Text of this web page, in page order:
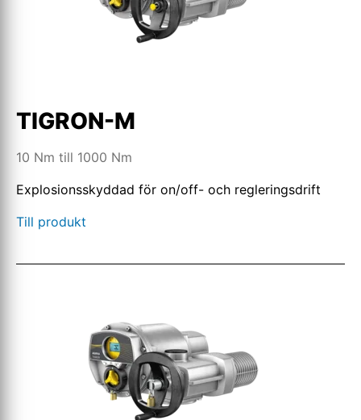
TIGRON-M
10 Nm till 1000 Nm
Explosionsskyddad för on/off- och regleringsdrift
Till produkt